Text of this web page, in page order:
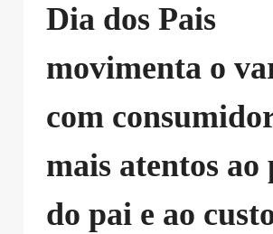
Dia dos Pais
movimenta o
com
mais atentos
do pai e ao